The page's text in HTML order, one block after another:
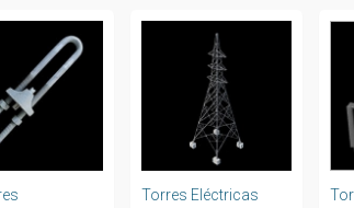
Torres Eléctricas